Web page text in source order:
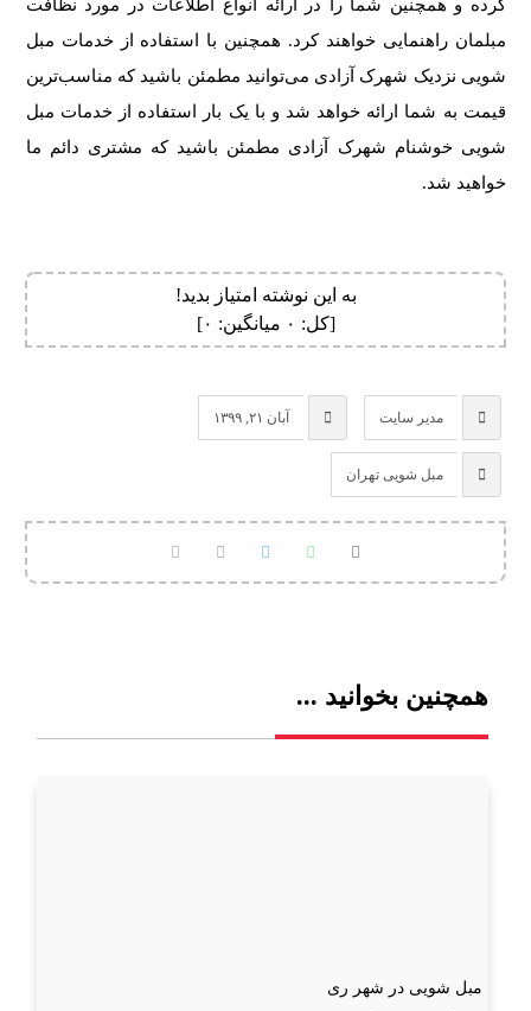
کرده و همچنین شما را در ارائه انواع اطلاعات در مورد نظافت
مبلمان راهنمایی خواهند کرد. همچنین با استفاده از خدمات مبل
شویی نزدیک شهرک آزادی می‌توانید مطمئن باشید که مناسب‌ترین
قیمت به شما ارائه خواهد شد و با یک بار استفاده از خدمات مبل
شویی خوشنام شهرک آزادی مطمئن باشید که مشتری دائم ما
خواهید شد.
به این نوشته امتیاز بدید!
[کل: ۰ میانگین: ۰]
مدیر سایت آبان ۲۱, ۱۳۹۹
مبل شویی تهران
همچنین بخوانید ...
مبل شویی در شهر ری